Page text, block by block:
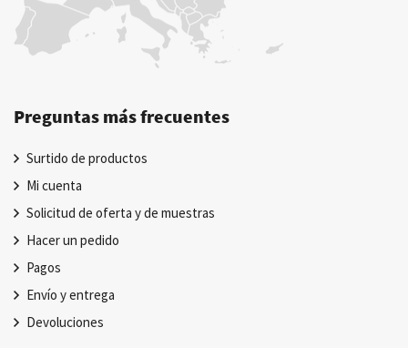
Preguntas más frecuentes
Surtido de productos
Mi cuenta
Solicitud de oferta y de muestras
Hacer un pedido
Pagos
Envío y entrega
Devoluciones